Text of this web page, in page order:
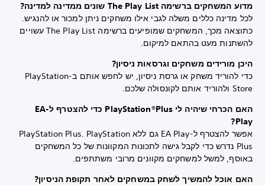
מדוע המשחקים ברשימה The Play List שונים ממדינה למדינה?
לכל מדינה כללים משלה לגבי אילו משחקים ניתן למכור או להנגיש.
כתוצאה מכך, המשחקים שמופיעים ברשימה The Play List עשויים
להשתנות מעט בהתאם למיקום.
היכן מורידים משחקים וגרסאות ניסיון?
כדי להוריד משחק או גרסת ניסיון, יש לחפש אותם ב-PlayStation
Store ולהוריד אותם לקונסולה שלכם.
האם הכרחי שיהיה לי PlayStation®Plus כדי להצטרף ל-EA
Play?
אפשר להצטרף ל-EA Play גם ללא PlayStation Plus. PlayStation
Plus נדרש כדי לקבל גישה לתכונות המקוונות של כל המשחקים
באוסף, למשל למשחקים מקוונים מרובי משתתפים.
האם אוכל להמשיך לשחק במשחקים לאחר תקופת הניסיון?